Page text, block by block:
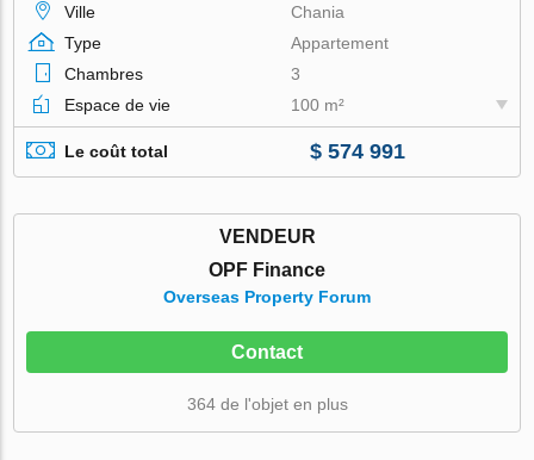
Ville
Chania
Type
Appartement
Chambres
3
Espace de vie
100 m²
Le coût total $ 574 991
VENDEUR
OPF Finance
Overseas Property Forum
Contact
364 de l'objet en plus